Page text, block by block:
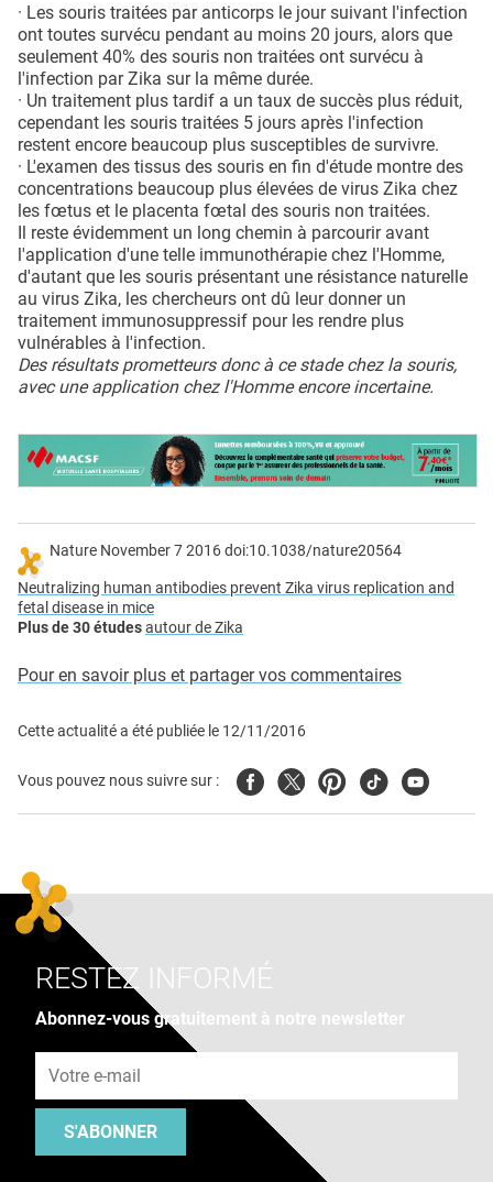
· Les souris traitées par anticorps le jour suivant l'infection
ont toutes survécu pendant au moins 20 jours, alors que
seulement 40% des souris non traitées ont survécu à
l'infection par Zika sur la même durée.
· Un traitement plus tardif a un taux de succès plus réduit,
cependant les souris traitées 5 jours après l'infection
restent encore beaucoup plus susceptibles de survivre.
· L'examen des tissus des souris en fin d'étude montre des
concentrations beaucoup plus élevées de virus Zika chez
les fœtus et le placenta fœtal des souris non traitées.
Il reste évidemment un long chemin à parcourir avant
l'application d'une telle immunothérapie chez l'Homme,
d'autant que les souris présentant une résistance naturelle
au virus Zika, les chercheurs ont dû leur donner un
traitement immunosuppressif pour les rendre plus
vulnérables à l'infection.
Des résultats prometteurs donc à ce stade chez la souris,
avec une application chez l'Homme encore incertaine.
Nature November 7 2016 doi:10.1038/nature20564
Neutralizing human antibodies prevent Zika virus replication and
fetal disease in mice
Plus de 30 étudesautour de Zika
Pour en savoir plus et partager vos commentaires
Cette actualité a été publiée le 12/11/2016
Vous pouvez nous suivre sur : FacebookTwitterPinterest
TiktokYoutube
RESTEZ INFORMÉ
Abonnez-vous gratuitement à notre newsletter
S'ABONNER